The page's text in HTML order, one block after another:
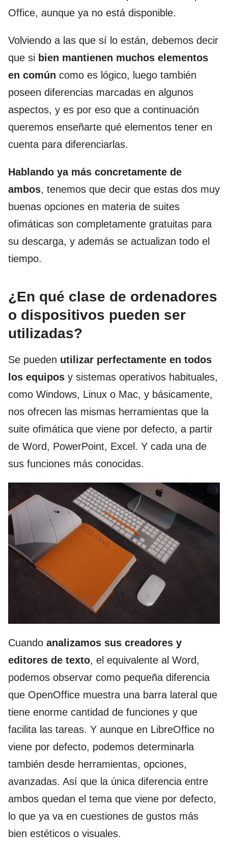
Office, aunque ya no está disponible.
Volviendo a las que sí lo están, debemos decir
que si bien mantienen muchos elementos
en común como es lógico, luego también
poseen diferencias marcadas en algunos
aspectos, y es por eso que a continuación
queremos enseñarte qué elementos tener en
cuenta para diferenciarlas.
Hablando ya más concretamente de
ambos, tenemos que decir que estas dos muy
buenas opciones en materia de suites
ofimáticas son completamente gratuitas para
su descarga, y además se actualizan todo el
tiempo.
¿En qué clase de ordenadores
o dispositivos pueden ser
utilizadas?
Se pueden utilizar perfectamente en todos
los equipos y sistemas operativos habituales,
como Windows, Linux o Mac, y básicamente,
nos ofrecen las mismas herramientas que la
suite ofimática que viene por defecto, a partir
de Word, PowerPoint, Excel. Y cada una de
sus funciones más conocidas.
Cuando analizamos sus creadores y
editores de texto, el equivalente al Word,
podemos observar como pequeña diferencia
que OpenOffice muestra una barra lateral que
tiene enorme cantidad de funciones y que
facilita las tareas. Y aunque en LibreOffice no
viene por defecto, podemos determinarla
también desde herramientas, opciones,
avanzadas. Así que la única diferencia entre
ambos quedan el tema que viene por defecto,
lo que ya va en cuestiones de gustos más
bien estéticos o visuales.